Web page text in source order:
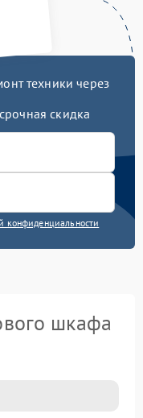
техники через
скидка
конфиденциальности
шкафа